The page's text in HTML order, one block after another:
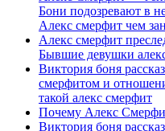
Бони подозревают в
Алекс смерфит чем
Алекс смерфит
Бывшие девушки
Виктория боня
смерфитом и
такой алекс смерфит
Почему Алекс
Виктория боня